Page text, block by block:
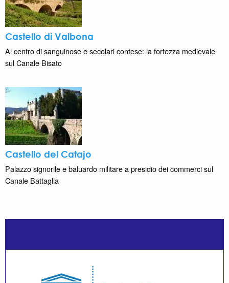
Castello di Valbona
Al centro di sanguinose e secolari contese: la fortezza medievale
sul Canale Bisato
Castello del Catajo
Palazzo signorile e baluardo militare a presidio dei commerci sul
Canale Battaglia